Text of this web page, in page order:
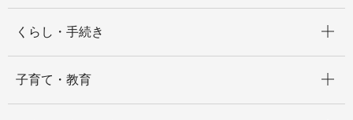
くらし・手続き
子育て・教育